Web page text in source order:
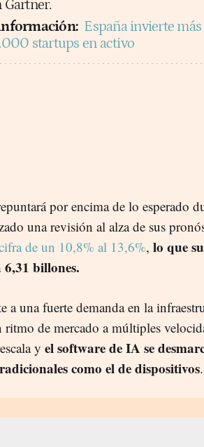
Gartner.
España invierte
startups en activo
por encima de lo esperado
una revisión al alza de sus
de un 10,8% al 13,6%, lo que
billones.
a una fuerte demanda en la
de mercado a múltiples
y el software de IA se
como el de dispositivos.